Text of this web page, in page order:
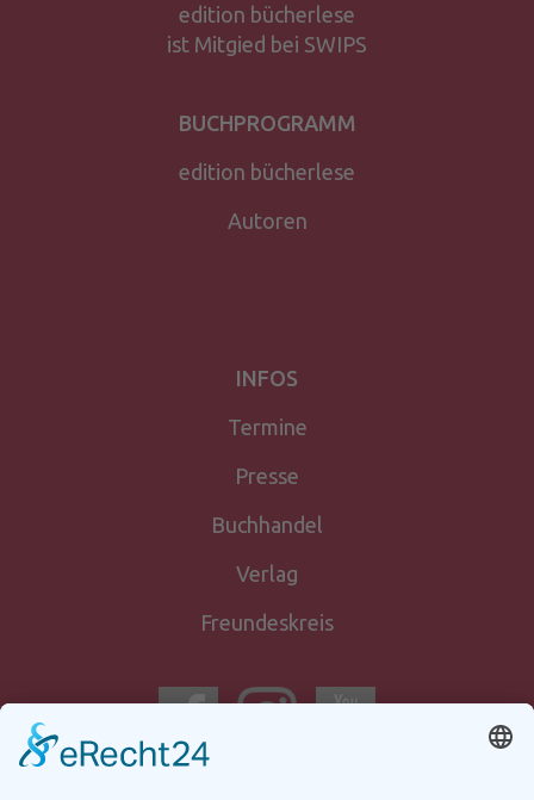
edition bücherlese
ist Mitgied bei SWIPS
BUCHPROGRAMM
edition bücherlese
Autoren
INFOS
Termine
Presse
Buchhandel
Verlag
Freundeskreis